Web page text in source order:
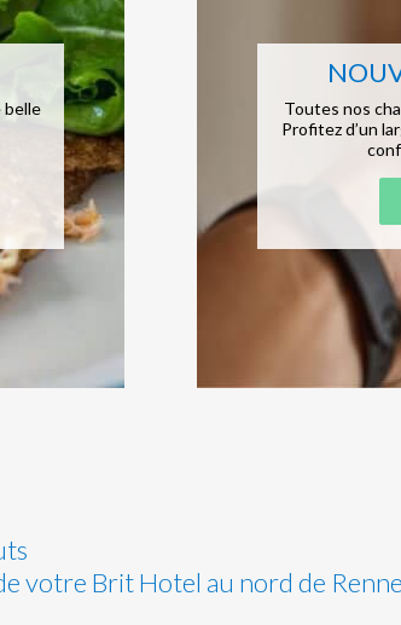
belle
Toutes nos
Profitez d’un
votre Brit Hotel au nord de